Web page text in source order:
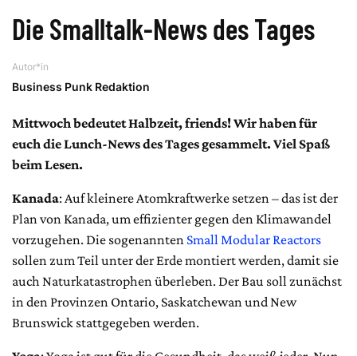
Die Smalltalk-News des Tages
Autor*in
Business Punk Redaktion
Mittwoch bedeutet Halbzeit, friends! Wir haben für
euch die Lunch-News des Tages gesammelt. Viel Spaß
beim Lesen.
Kanada: Auf kleinere Atomkraftwerke setzen – das ist der
Plan von Kanada, um effizienter gegen den Klimawandel
vorzugehen. Die sogenannten Small Modular Reactors
sollen zum Teil unter der Erde montiert werden, damit sie
auch Naturkatastrophen überleben. Der Bau soll zunächst
in den Provinzen Ontario, Saskatchewan und New
Brunswick stattgegeben werden.